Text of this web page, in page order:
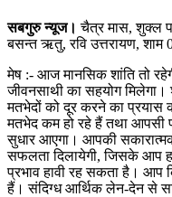
सबगुरु न्यूज। चैत्र मास, शुक्ल
बसन्त ऋतु, रवि उत्तरायण, शाम
मेष :- आज मानसिक शांति तो
जीवनसाथी का सहयोग
मतभेदों को दूर करने का
मतभेद कम हो रहे हैं तथा आपसी
सुधार आएगा। आपकी
सफलता दिलायेगी, जिसके आप
प्रभाव हावी रह सकता है। आप
हैं। संदिग्ध आर्थिक लेन-देन से